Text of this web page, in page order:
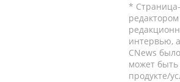
*
интервью,
CNews
может
продукте/